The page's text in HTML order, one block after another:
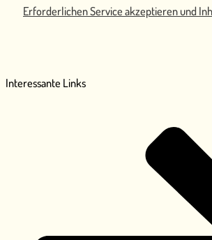
Erforderlichen Service akzeptieren und
Interessante Links